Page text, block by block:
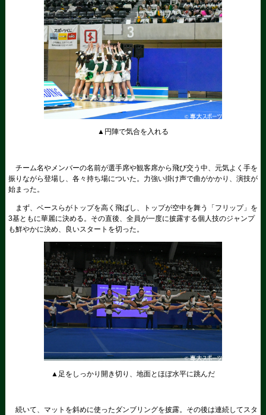
▲円陣で気合を入れる
チーム名やメンバーの名前が選手席や観客席から飛び交う中、元気よく手を
振りながら登場し、各々持ち場についた。力強い掛け声で曲がかかり、演技が
始まった。
まず、ベースらがトップを高く飛ばし、トップが空中を舞う「フリップ」を
3基ともに華麗に決める。その直後、全員が一度に披露する個人技のジャンプ
も鮮やかに決め、良いスタートを切った。
▲足をしっかり開き切り、地面とほぼ水平に跳んだ
続いて、マットを斜めに使ったダンブリングを披露。その後は連続してスタ